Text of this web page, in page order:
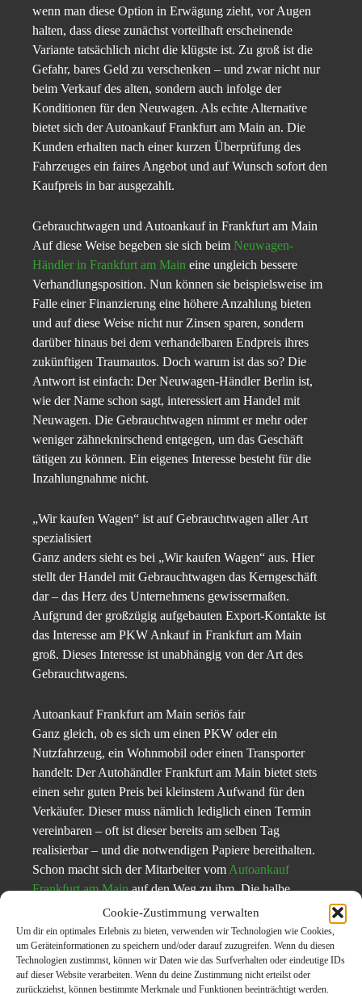
Cookie-Zustimmung verwalten
Um dir ein optimales Erlebnis zu bieten, verwenden wir Technologien wie Cookies,
um Geräteinformationen zu speichern und/oder darauf zuzugreifen. Wenn du diesen
Technologien zustimmst, können wir Daten wie das Surfverhalten oder eindeutige IDs
auf dieser Website verarbeiten. Wenn du deine Zustimmung nicht erteilst oder
zurückziehst, können bestimmte Merkmale und Funktionen beeinträchtigt werden.
wenn man diese Option in Erwägung zieht, vor Augen
halten, dass diese zunächst vorteilhaft erscheinende
Variante tatsächlich nicht die klügste ist. Zu groß ist die
Gefahr, bares Geld zu verschenken – und zwar nicht nur
beim Verkauf des alten, sondern auch infolge der
Konditionen für den Neuwagen. Als echte Alternative
bietet sich der Autoankauf Frankfurt am Main an. Die
Kunden erhalten nach einer kurzen Überprüfung des
Fahrzeuges ein faires Angebot und auf Wunsch sofort den
Kaufpreis in bar ausgezahlt.
Gebrauchtwagen und Autoankauf in Frankfurt am Main
Auf diese Weise begeben sie sich beim Neuwagen-
Händler in Frankfurt am Main eine ungleich bessere
Verhandlungsposition. Nun können sie beispielsweise im
Falle einer Finanzierung eine höhere Anzahlung bieten
und auf diese Weise nicht nur Zinsen sparen, sondern
darüber hinaus bei dem verhandelbaren Endpreis ihres
zukünftigen Traumautos. Doch warum ist das so? Die
Antwort ist einfach: Der Neuwagen-Händler Berlin ist,
wie der Name schon sagt, interessiert am Handel mit
Neuwagen. Die Gebrauchtwagen nimmt er mehr oder
weniger zähneknirschend entgegen, um das Geschäft
tätigen zu können. Ein eigenes Interesse besteht für die
Inzahlungnahme nicht.
„Wir kaufen Wagen“ ist auf Gebrauchtwagen aller Art
spezialisiert
Ganz anders sieht es bei „Wir kaufen Wagen“ aus. Hier
stellt der Handel mit Gebrauchtwagen das Kerngeschäft
dar – das Herz des Unternehmens gewissermaßen.
Aufgrund der großzügig aufgebauten Export-Kontakte ist
das Interesse am PKW Ankauf in Frankfurt am Main
groß. Dieses Interesse ist unabhängig von der Art des
Gebrauchtwagens.
Autoankauf Frankfurt am Main seriös fair
Ganz gleich, ob es sich um einen PKW oder ein
Nutzfahrzeug, ein Wohnmobil oder einen Transporter
handelt: Der Autohändler Frankfurt am Main bietet stets
einen sehr guten Preis bei kleinstem Aufwand für den
Verkäufer. Dieser muss nämlich lediglich einen Termin
vereinbaren – oft ist dieser bereits am selben Tag
realisierbar – und die notwendigen Papiere bereithalten.
Schon macht sich der Mitarbeiter vomAutoankauf
Frankfurt am Mainauf den Weg zu ihm. Die halbe
Stunde, die für die Abwicklung des PKW Ankaufs
insgesamt benötigt wird, steht den entsprechenden
Verhandlungen beim Neuwagen-Händler in Hinblick auf
den Komfort in nichts nach und bringt dem Kunden am
Ende des Tages bares Geld.